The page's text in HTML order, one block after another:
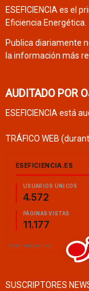
ESEFICIENCIA es el
Eficiencia Energética.
Publica diariamente
la información más
AUDITADO POR
ESEFICIENCIA está
TRÁFICO WEB
SUSCRIPTORES